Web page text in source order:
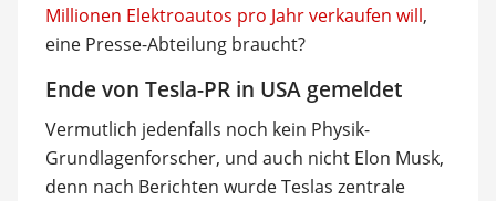
Millionen Elektroautos pro Jahr verkaufen will,
eine Presse-Abteilung braucht?
Ende von Tesla-PR in USA gemeldet
Vermutlich jedenfalls noch kein Physik-
Grundlagenforscher, und auch nicht Elon Musk,
denn nach Berichten wurde Teslas zentrale